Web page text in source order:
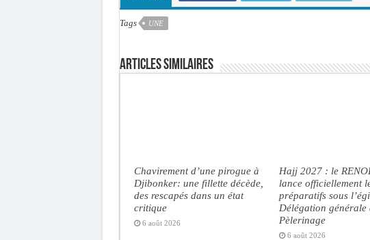
Tags UNE
Articles similaires
Chavirement d’une pirogue à
Djibonker: une fillette décède,
des rescapés dans un état
critique
6 août 2026
Hajj 2027 : le
lance officiellement
préparatifs sous
Délégation générale
Pèlerinage
6 août 2026